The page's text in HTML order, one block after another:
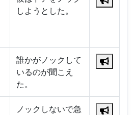
しようとした。
誰かがノックして
いるのが聞こえ
た。
ノックしないで急